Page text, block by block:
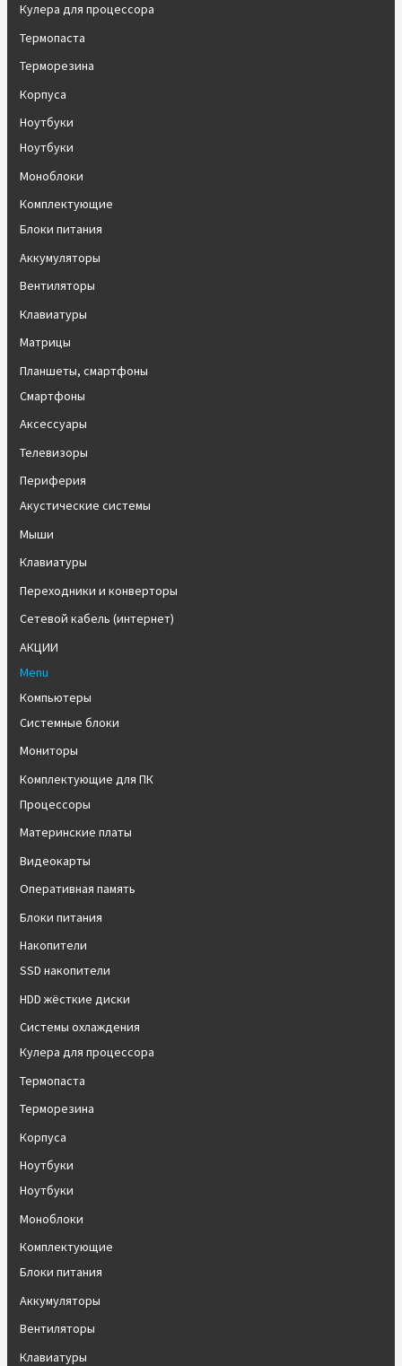
Кулера для процессора
Термопаста
Терморезина
Корпуса
Ноутбуки
Ноутбуки
Моноблоки
Комплектующие
Блоки питания
Аккумуляторы
Вентиляторы
Клавиатуры
Матрицы
Планшеты, смартфоны
Смартфоны
Аксессуары
Телевизоры
Периферия
Акустические системы
Мыши
Клавиатуры
Переходники и конверторы
Сетевой кабель (интернет)
АКЦИИ
Menu
Компьютеры
Системные блоки
Мониторы
Комплектующие для ПК
Процессоры
Материнские платы
Видеокарты
Оперативная память
Блоки питания
Накопители
SSD накопители
HDD жёсткие диски
Системы охлаждения
Кулера для процессора
Термопаста
Терморезина
Корпуса
Ноутбуки
Ноутбуки
Моноблоки
Комплектующие
Блоки питания
Аккумуляторы
Вентиляторы
Клавиатуры